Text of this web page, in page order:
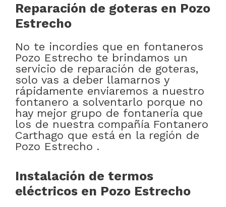
Reparación de goteras en Pozo
Estrecho
No te incordies que en fontaneros
Pozo Estrecho te brindamos un
servicio de reparación de goteras,
solo vas a deber llamarnos y
rápidamente enviaremos a nuestro
fontanero a solventarlo porque no
hay mejor grupo de fontanería que
los de nuestra compañía Fontanero
Carthago que está en la región de
Pozo Estrecho .
Instalación de termos
eléctricos en Pozo Estrecho